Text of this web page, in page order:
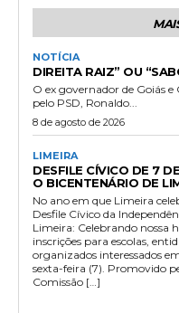
NOTÍCIA
DIREITA RAIZ” OU
O ex governador de Goiás
pelo PSD, Ronaldo...
8 de agosto de 2026
LIMEIRA
DESFILE CÍVICO DE 7
O BICENTENÁRIO DE
No ano em que Limeira
Desfile Cívico da
Limeira: Celebrando nossa
inscrições para escolas,
organizados interessados
sexta-feira (7). Promovido
Comissão […]